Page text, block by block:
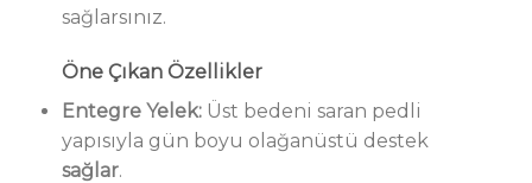
sağlarsınız.
Öne Çıkan Özellikler
Entegre Yelek:Üst bedeni saran pedli
yapısıyla gün boyu olağanüstü destek
sağlar.